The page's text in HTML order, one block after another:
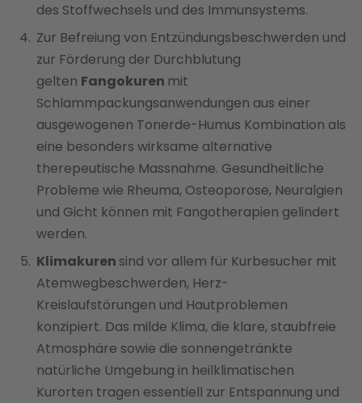
des Stoffwechsels und des Immunsystems.
Zur Befreiung von Entzündungsbeschwerden und
zur Förderung der Durchblutung
gelten Fangokuren mit
Schlammpackungsanwendungen aus einer
ausgewogenen Tonerde-Humus Kombination als
eine besonders wirksame alternative
therepeutische Massnahme. Gesundheitliche
Probleme wie Rheuma, Osteoporose, Neuralgien
und Gicht können mit Fangotherapien gelindert
werden.
Klimakuren sind vor allem für Kurbesucher mit
Atemwegbeschwerden, Herz-
Kreislaufstörungen und Hautproblemen
konzipiert. Das milde Klima, die klare, staubfreie
Atmosphäre sowie die sonnengetränkte
natürliche Umgebung in heilklimatischen
Kurorten tragen essentiell zur Entspannung und